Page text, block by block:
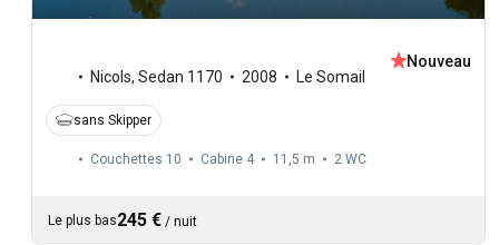
Nicols, Sedan 1170 2008 Le Somail
Nouveau
sans Skipper
Couchettes 10 Cabine 4 11,5 m 2 WC
Le plus bas245 € / nuit